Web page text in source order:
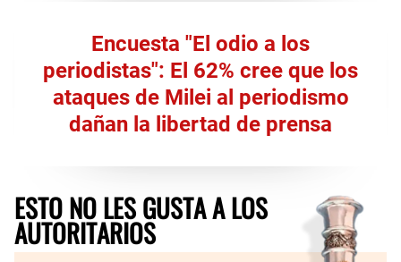
Encuesta "El odio a los
periodistas": El 62% cree que los
ataques de Milei al periodismo
dañan la libertad de prensa
ESTO NO LES GUSTA A LOS
AUTORITARIOS